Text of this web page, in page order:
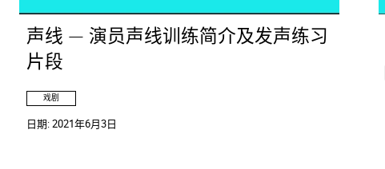
声线 — 演员声线训练简介及发声练习
片段
戏剧
日期:2021年6月3日